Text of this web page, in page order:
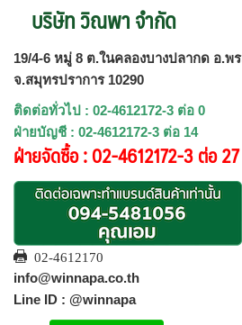
บริษัท วิณพา จำกัด
19/4-6 หมู่ 8 ต.ในคลองบางปลากด อ.พ
จ.สมุทรปราการ 10290
ติดต่อทั่วไป : 02-4612172-3 ต่อ 0
ฝ่ายบัญชี : 02-4612172-3 ต่อ 14
ฝ่ายจัดซื้อ : 02-4612172-3 ต่อ 27
02-4612170
info@winnapa.co.th
Line ID : @winnapa